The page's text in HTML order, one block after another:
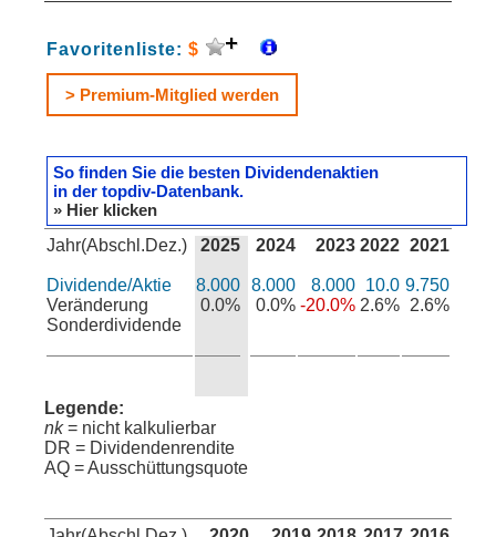
Favoritenliste: $
> Premium-Mitglied werden
So finden Sie die besten Dividendenaktien
in der topdiv-Datenbank.
» Hier klicken
Jahr(Abschl.Dez.)
Dividende/Aktie
Veränderung
Sonderdividende
2025
8.000
0.0%
2024
8.000
0.0%
2023
8.000
-20.0%
2022
10.0
2.6%
2021
9.750
2.6%
Legende:
nk= nicht kalkulierbar
DR = Dividendenrendite
AQ = Ausschüttungsquote